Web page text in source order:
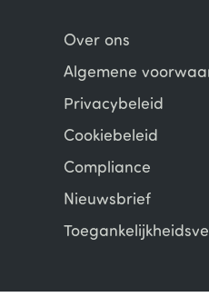
Over ons
Algemene
Privacybeleid
Cookiebeleid
Compliance
Nieuwsbrief